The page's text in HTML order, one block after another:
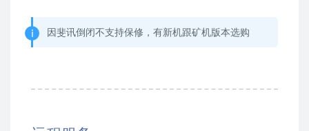
因斐讯倒闭不支持保修，有新机跟矿机版本选购